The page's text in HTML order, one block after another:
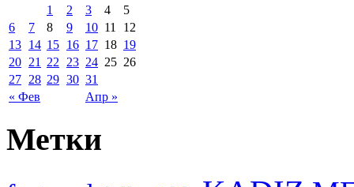
« Фев Апр »
1 2 3 4
5
6
7 8 9 10 11
12
13 14 15 16 17 18 19
20 21 22 23 24 25 26
27 28 29 30 31
Метки